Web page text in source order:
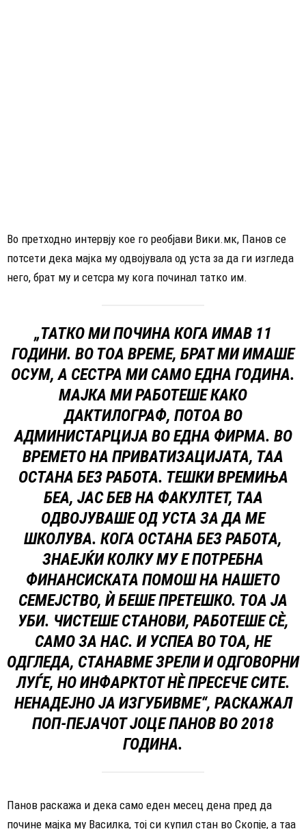
Во претходно интервју кое го реобјави Вики.мк, Панов се
потсети дека мајка му одвојувала од уста за да ги изгледа
него, брат му и сетсра му кога починал татко им.
„ТАТКО МИ ПОЧИНА КОГА ИМАВ 11
ГОДИНИ. ВО ТОА ВРЕМЕ, БРАТ МИ ИМАШЕ
ОСУМ, А СЕСТРА МИ САМО ЕДНА ГОДИНА.
МАЈКА МИ РАБОТЕШЕ КАКО
ДАКТИЛОГРАФ, ПОТОА ВО
АДМИНИСТАРЦИЈА ВО ЕДНА ФИРМА. ВО
ВРЕМЕТО НА ПРИВАТИЗАЦИЈАТА, ТАА
ОСТАНА БЕЗ РАБОТА. ТЕШКИ ВРЕМИЊА
БЕА, ЈАС БЕВ НА ФАКУЛТЕТ, ТАА
ОДВОЈУВАШЕ ОД УСТА ЗА ДА МЕ
ШКОЛУВА. КОГА ОСТАНА БЕЗ РАБОТА,
ЗНАЕЈЌИ КОЛКУ МУ Е ПОТРЕБНА
ФИНАНСИСКАТА ПОМОШ НА НАШЕТО
СЕМЕЈСТВО, Ѝ БЕШЕ ПРЕТЕШКО. ТОА ЈА
УБИ. ЧИСТЕШЕ СТАНОВИ, РАБОТЕШЕ СЀ,
САМО ЗА НАС. И УСПЕА ВО ТОА, НЕ
ОДГЛЕДА, СТАНАВМЕ ЗРЕЛИ И ОДГОВОРНИ
ЛУЃЕ, НО ИНФАРКТОТ НЀ ПРЕСЕЧЕ СИТЕ.
НЕНАДЕЈНО ЈА ИЗГУБИВМЕ“, РАСКАЖАЛ
ПОП-ПЕЈАЧОТ ЈОЦЕ ПАНОВ ВО 2018
ГОДИНА.
Панов раскажа и дека само еден месец дена пред да
почине мајка му Василка, тој си купил стан во Скопје, а таа